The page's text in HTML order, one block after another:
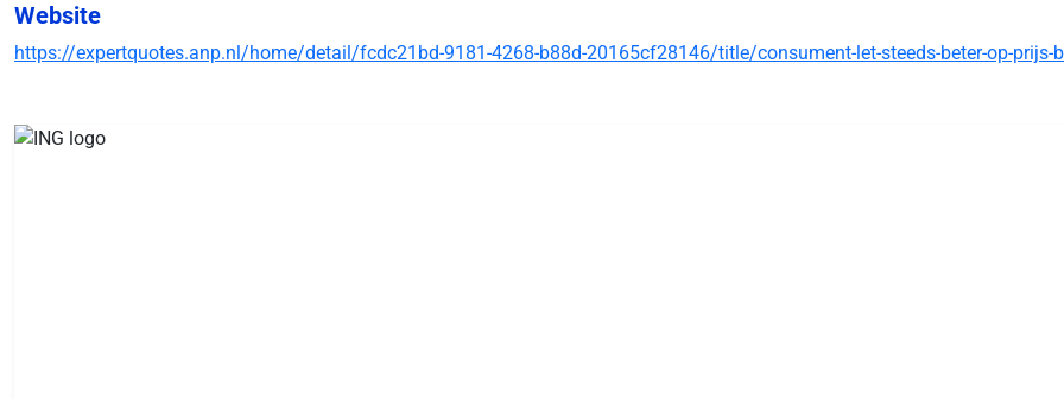
Website
https://expertquotes.anp.nl/home/detail/fcdc21bd-9181-4268-b88d-20165cf28146/title/consument-let-steeds-beter-op-prijs-